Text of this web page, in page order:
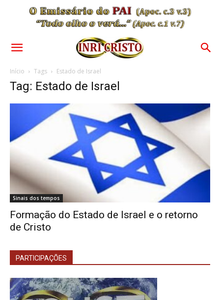
Início Tags Estado de Israel
Tag: Estado de Israel
Sinais dos tempos
Formação do Estado de Israel e o retorno
de Cristo
PARTICIPAÇÕES